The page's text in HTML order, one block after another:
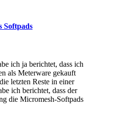
Softpads
ich ja berichtet, dass ich
als Meterware gekauft
letzten Reste in einer
ich berichtet, dass der
die Micromesh-Softpads